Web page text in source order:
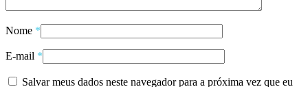
Nome *
E-mail *
Salvar meus dados neste navegador para a próxima vez que eu